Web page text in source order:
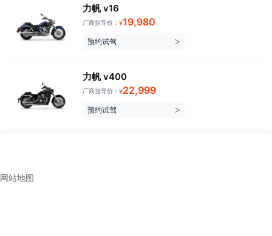
力帆 v16
厂商指导价： ¥19,980
预约试驾
力帆 v400
厂商指导价： ¥22,999
预约试驾
网站地图